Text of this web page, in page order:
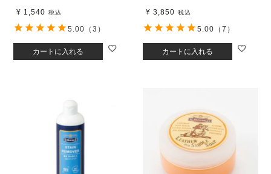
¥ 1,540 税込
カートに入れる
5.00 （3）
¥ 3,850 税込
カートに入れる
5.00 （7）